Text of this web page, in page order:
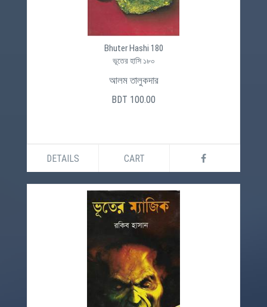
Bhuter Hashi 180
ভূতের হাসি ১৮০
আলম তালুকদার
BDT 100.00
DETAILS CART